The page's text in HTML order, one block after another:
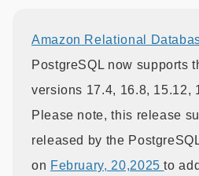
Amazon Relational
PostgreSQL now supports
versions 17.4, 16.8, 15.12,
Please note, this release
released by the
on February, 20,2025to